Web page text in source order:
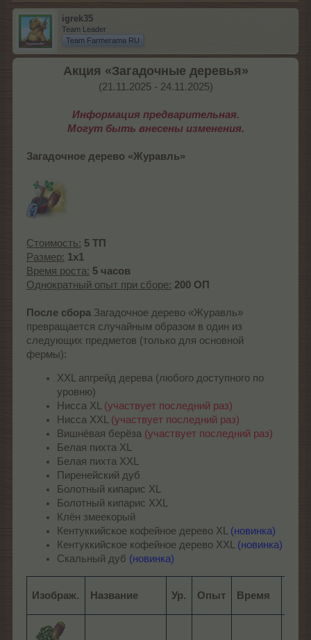
igrek35
Team Leader
Team Farmerama RU
Акция «Загадочные деревья»
(21.11.2025 - 24.11.2025)​
Информация предварительная.
Могут быть внесены изменения.
Загадочное дерево «Журавль»
Стоимость: 5 ТП
Размер: 1x1
Время роста: 5 часов
Однократный опыт при сборе: 200 ОП
После сбора Загадочное дерево «Журавль»
превращается случайным образом в один из
следующих предметов (только для основной
фермы):
XXL апгрейд дерева (любого доступного по
уровню)
Нисса XL (участвует последний раз)
Нисса XXL (участвует последний раз)
Вишнёвая берёза (участвует последний раз)
Белая пихта XL
Белая пихта XXL
Пиренейский дуб
Болотный кипарис XL
Болотный кипарис XXL
Клён змеекорый
Кентуккийское кофейное дерево XL (новинка)
Кентуккийское кофейное дерево XXL (новинка)
Скальный дуб (новинка)
Изображ. Название Ур. Опыт Время